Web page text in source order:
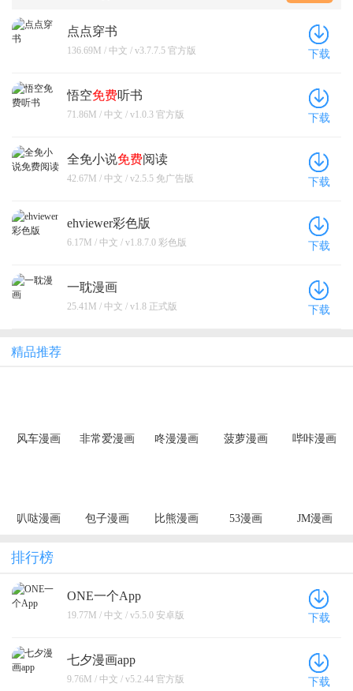
点点穿书
136.69M / 中文 / v3.7.7.5 官方版 下载
悟空免费听书
71.86M / 中文 / v1.0.3 官方版 下载
全免小说免费阅读
42.67M / 中文 / v2.5.5 免广告版 下载
ehviewer彩色版
6.17M / 中文 / v1.8.7.0 彩色版 下载
一耽漫画
25.41M / 中文 / v1.8 正式版 下载
精品推荐
风车漫画 非常爱漫画 咚漫漫画 菠萝漫画 哔咔漫画
叭哒漫画 包子漫画 比熊漫画 53漫画 JM漫画
排行榜
ONE一个App
19.77M / 中文 / v5.5.0 安卓版 下载
七夕漫画app
9.76M / 中文 / v5.2.44 官方版 下载